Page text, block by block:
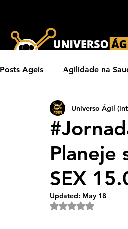
Posts Ageis Agilidade na
Carreiras Ageis
Eventos AgeisPlaneje
SEX
Universo Ágil
Updated: May 18
Rated NaN out of